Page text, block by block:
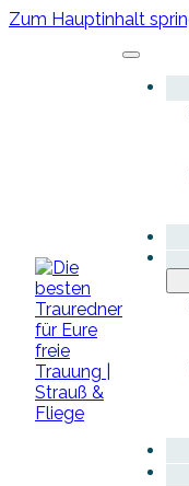
Zum Hauptinhalt